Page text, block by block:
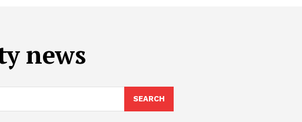
news
SEARCH